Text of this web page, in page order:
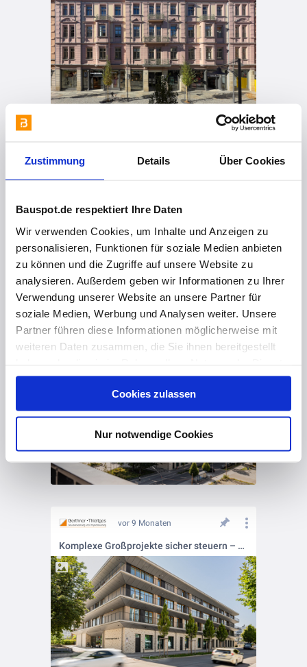
Zustimmung Details Über Cookies
Bauspot.de respektiert Ihre Daten
Wir verwenden Cookies, um Inhalte und Anzeigen zu
personalisieren, Funktionen für soziale Medien anbieten
zu können und die Zugriffe auf unsere Website zu
analysieren. Außerdem geben wir Informationen zu Ihrer
Verwendung unserer Website an unsere Partner für
soziale Medien, Werbung und Analysen weiter. Unsere
Partner führen diese Informationen möglicherweise mit
weiteren Daten zusammen, die Sie ihnen bereitgestellt
gesammelt haben. Hier finden Sie Informationen zum
und unserImpressum.
Cookies zulassen
Nur notwendige Cookies
vor 6 Monaten
vor 9 Monaten
Komplexe Großprojekte sicher steuern – mit Struktur und Erfahrung